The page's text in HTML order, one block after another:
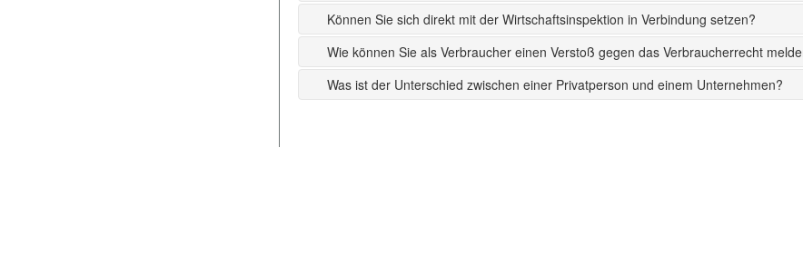
Können Sie sich direkt mit der Wirtschaftsinspektion in Verbindung setzen?
Wie können Sie als Verbraucher einen Verstoß gegen das Verbraucherrecht
Was ist der Unterschied zwischen einer Privatperson und einem Unternehmen?